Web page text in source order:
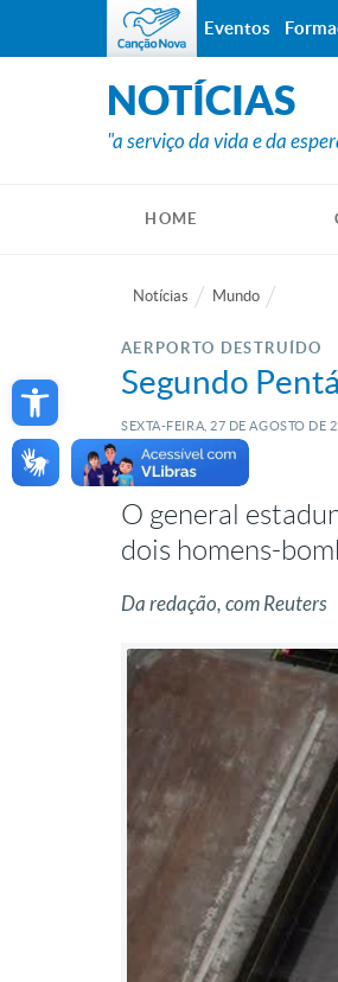
Open toolbar
NOTÍCIAS
"a serviço da vida e da
HOME
Notícias Mundo
AERPORTO DESTRUÍDO
Segundo
SEXTA-FEIRA, 27 DE AGOSTO DE
O general
dois homens-
Da redação, com Reuters
Eventos